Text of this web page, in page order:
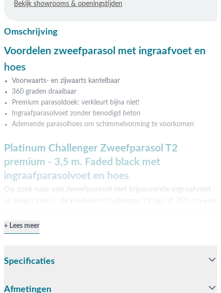
Bekijk showrooms & openingstijden
Omschrijving
Voordelen zweefparasol met ingraafvoet en
hoes
Voorwaarts- en zijwaarts kantelbaar
360 graden draaibaar
Premium parasoldoek: verkleurt bijna niet!
Ingraafparasolvoet zonder benodigd beton
Ademende parasolhoes om schimmelvorming te voorkomen
Platinum Challenger Zweefparasol T2
premium - 3,5 m. Faded black met
ingraafparasolvoet en hoes
Op zoek naar een zweefparasol met bijpassende ingraafvoet
een bijpassende ingraafparasolvoet en een beschermhoes. De
complete zweefparasol is eenvoudig online te bestellen en
frame en een Manhattan Grey parasoldoek. Het frame is
als voordeel dat het niet kan verroesten. Het parasoldoek is
Lees meer
Specificaties
Afmetingen